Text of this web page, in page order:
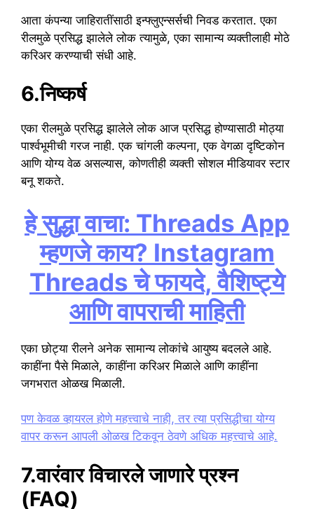
आता कंपन्या जाहिरातींसाठी इन्फ्लुएन्सर्सची निवड करतात. एका
रीलमुळे प्रसिद्ध झालेले लोक त्यामुळे, एका सामान्य व्यक्तीलाही मोठे
करिअर करण्याची संधी आहे.
6.निष्कर्ष
एका रीलमुळे प्रसिद्ध झालेले लोक आज प्रसिद्ध होण्यासाठी मोठ्या
पार्श्वभूमीची गरज नाही. एक चांगली कल्पना, एक वेगळा दृष्टिकोन
आणि योग्य वेळ असल्यास, कोणतीही व्यक्ती सोशल मीडियावर स्टार
बनू शकते.
हे सुद्धा वाचा: Threads App
म्हणजे काय? Instagram
Threads चे फायदे, वैशिष्ट्ये
आणि वापराची माहिती
एका छोट्या रीलने अनेक सामान्य लोकांचे आयुष्य बदलले आहे.
काहींना पैसे मिळाले, काहींना करिअर मिळाले आणि काहींना
जगभरात ओळख मिळाली.
पण केवळ व्हायरल होणे महत्त्वाचे नाही, तर त्या प्रसिद्धीचा योग्य
वापर करून आपली ओळख टिकवून ठेवणे अधिक महत्त्वाचे आहे.
7.वारंवार विचारले जाणारे प्रश्न
(FAQ)